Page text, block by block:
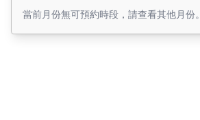
當前月份無可預約時段，請查看其他月份。